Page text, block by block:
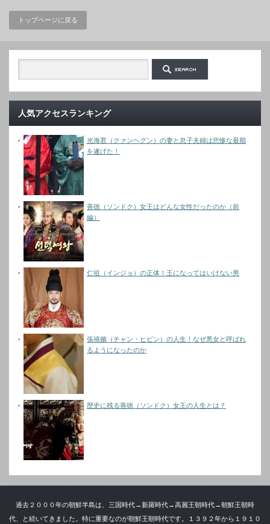
トップページに戻る
人気アクセスランキング
光海君（クァンヘグン）の妻と息子夫婦は悲惨な最期
を遂げた！
善徳（ソンドク）女王はどんな女性だったのか（前
編）
仁祖（インジョ）の正体！王になってはいけない男
張禧嬪（チャン・ヒビン）の人生！なぜ悪女と呼ばれ
るようになったのか
歴史に残る善徳（ソンドク）女王の人生とは？
過去２０００年の朝鮮半島は、三国時代→新羅時代→高麗王朝時代→朝鮮王朝時
代、と続いてきました。特に重要なのが朝鮮王朝時代です。１３９２年から１９１０